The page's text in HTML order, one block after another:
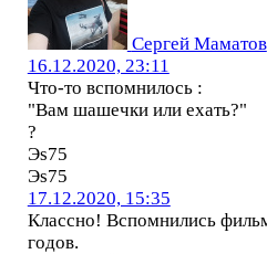
Сергей Маматов
16.12.2020, 23:11
Что-то вспомнилось :
"Вам шашечки или ехать?"
?
Эs75
Эs75
17.12.2020, 15:35
Классно! Вспомнились
годов.